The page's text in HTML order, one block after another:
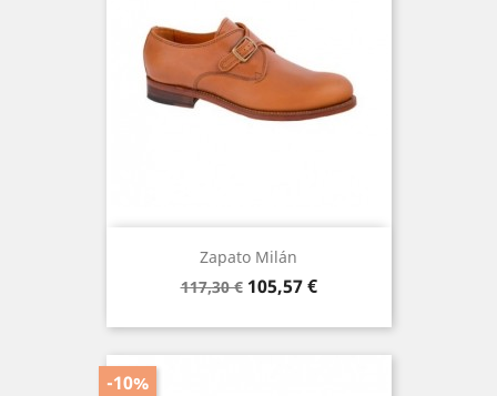
Zapato Milán
Precio
117,30 € Precio
105,57 €
-10%